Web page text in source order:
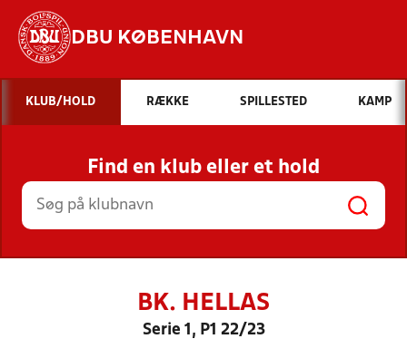
DBU KØBENHAVN
Hvad vil du søge efter?
INDHOLD OG NYHEDER
STILLINGER, RESULTATER, KLUBBER OG
HOLD
KLUB/HOLD RÆKKE SPILLESTED KAMP
Find en klub eller et hold
BK. HELLAS
Serie 1, P1 22/23